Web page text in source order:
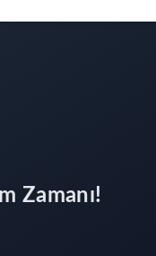
Zamanı!